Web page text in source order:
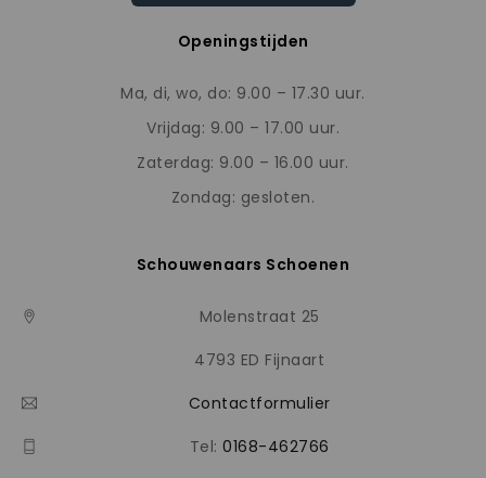
Openingstijden
Ma, di, wo, do: 9.00 – 17.30 uur.
Vrijdag: 9.00 – 17.00 uur.
Zaterdag: 9.00 – 16.00 uur.
Zondag: gesloten.
Schouwenaars Schoenen
Molenstraat 25
4793 ED Fijnaart
Contactformulier
Tel: 0168-462766